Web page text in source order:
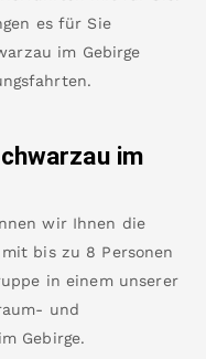
es für Sie
im Gebirge
im
wir Ihnen die
bis zu 8 Personen
in einem unserer
und
Gebirge.